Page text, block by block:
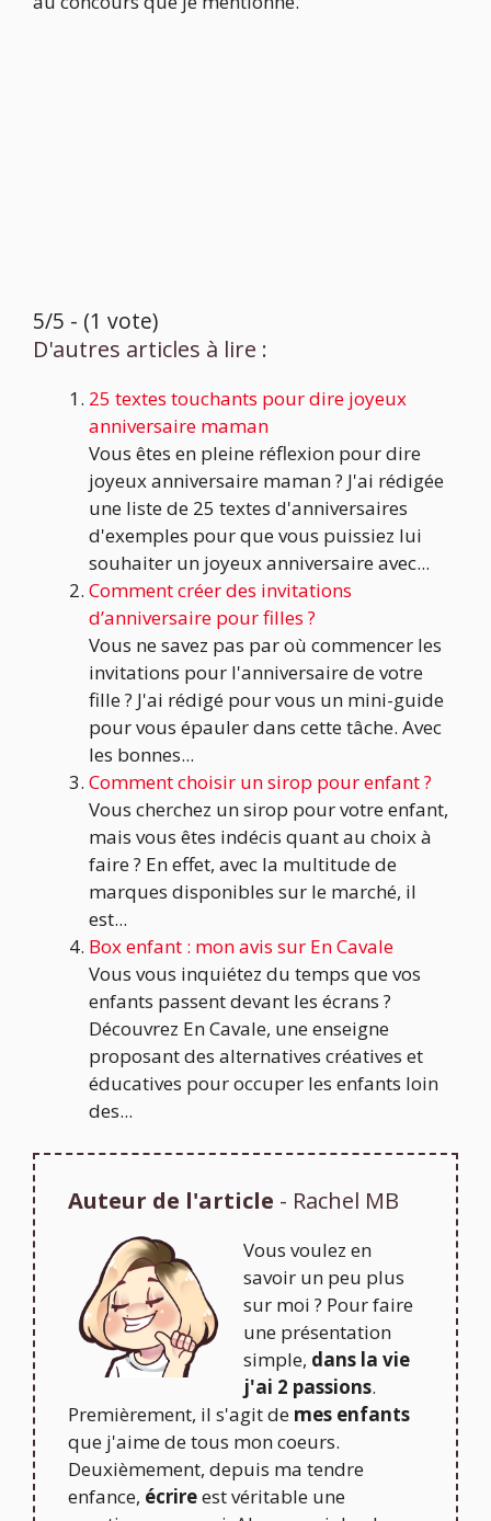
5/5 - (1 vote)
D'autres articles à lire :
25 textes touchants pour dire joyeux
anniversaire maman
Vous êtes en pleine réflexion pour dire
joyeux anniversaire maman ? J'ai rédigée
une liste de 25 textes d'anniversaires
d'exemples pour que vous puissiez lui
souhaiter un joyeux anniversaire avec...
Comment créer des invitations
d’anniversaire pour filles ?
Vous ne savez pas par où commencer les
invitations pour l'anniversaire de votre
fille ? J'ai rédigé pour vous un mini-guide
pour vous épauler dans cette tâche. Avec
les bonnes...
Comment choisir un sirop pour enfant ?
Vous cherchez un sirop pour votre enfant,
mais vous êtes indécis quant au choix à
faire ? En effet, avec la multitude de
marques disponibles sur le marché, il
est...
Box enfant : mon avis sur En Cavale
Vous vous inquiétez du temps que vos
enfants passent devant les écrans ?
Découvrez En Cavale, une enseigne
proposant des alternatives créatives et
éducatives pour occuper les enfants loin
des...
Auteur de l'article - Rachel MB
Vous voulez en
savoir un peu plus
sur moi ? Pour faire
une présentation
simple, dans la vie
j'ai 2 passions.
Premièrement, il s'agit de mes enfants
que j'aime de tous mon coeurs.
Deuxièmement, depuis ma tendre
enfance, écrireest véritable une